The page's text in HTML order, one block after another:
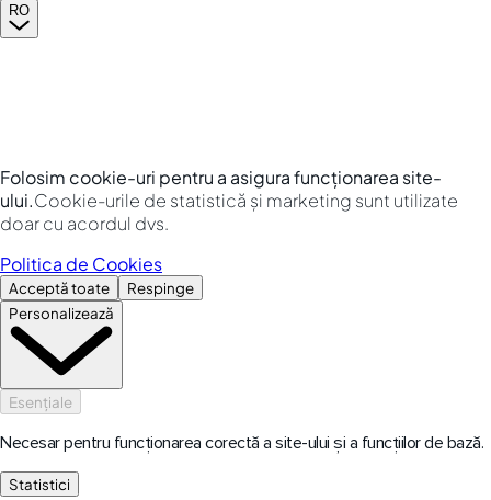
RO
Folosim cookie-uri pentru a asigura funcționarea site-
ului.Cookie-urile de statistică și marketing sunt utilizate
doar cu acordul dvs.
Politica de Cookies
Acceptă toate
Respinge
Personalizează
Esențiale
Necesar pentru funcționarea corectă a site-ului și a funcțiilor de bază.
Statistici